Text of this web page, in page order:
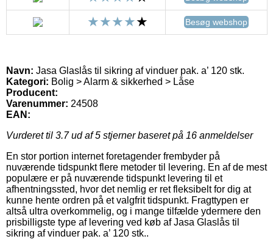
Besøg webshop
Navn: Jasa Glaslås til sikring af vinduer pak. a’ 120 stk.
Kategori: Bolig > Alarm & sikkerhed > Låse
Producent:
Varenummer: 24508
EAN:
Vurderet til 3.7ud af 5 stjerner baseret på 16 anmeldelser
En stor portion internet foretagender frembyder på
nuværende tidspunkt flere metoder til levering. En af de mest
populære er på nuværende tidspunkt levering til et
afhentningssted, hvor det nemlig er ret fleksibelt for dig at
kunne hente ordren på et valgfrit tidspunkt. Fragttypen er
altså ultra overkommelig, og i mange tilfælde ydermere den
prisbilligste type af levering ved køb af Jasa Glaslås til
sikring af vinduer pak. a’ 120 stk..